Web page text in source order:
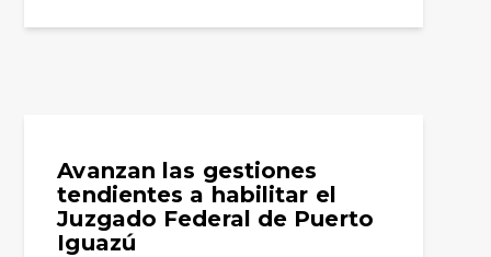
Avanzan las gestiones
tendientes a habilitar el
Juzgado Federal de Puerto
Iguazú